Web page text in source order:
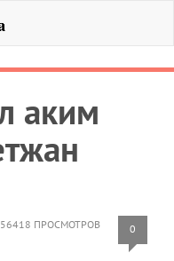
аким
56418 ПРОСМОТРОВ 0